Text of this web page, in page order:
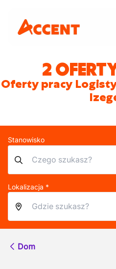
2
Oferty pracy
Stanowisko
Lokalizacja *
Dom